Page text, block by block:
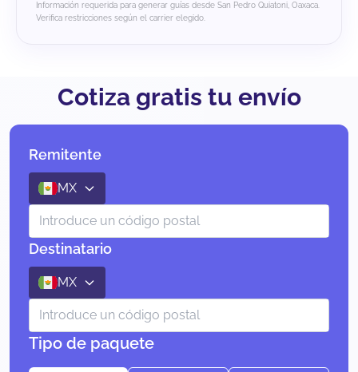
Información requerida para generar guías desde San Pedro Quiatoni, Oaxaca.
Verifica restricciones según el carrier elegido.
Cotiza gratis tu envío
Remitente
MX
Destinatario
MX
Tipo de paquete